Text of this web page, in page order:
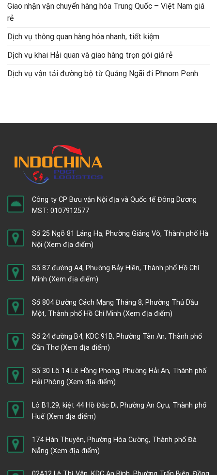
Giao nhận vận chuyển hàng hóa Trung Quốc – Việt Nam giá
rẻ
Dịch vụ thông quan hàng hóa nhanh, tiết kiệm
Dịch vụ khai Hải quan và giao hàng trọn gói giá rẻ
Dịch vụ vận tải đường bộ từ Quảng Ngãi đi Phnom Penh
Công ty CP Bưu vận Nội địa và Quốc tế Đông Dương
MST: 0107912577
Số 25 Ngõ 81 Láng Hạ, Phường Giảng Võ, Thành phố Hà
Nội (Xem địa điểm)
Số 87 đường A4, Phường Bảy Hiền, Thành phố Hồ Chí
Minh (Xem địa điểm)
Số 804 Đường Cách Mạng Tháng 8, Phường Thủ Dầu
Một, Thành phố Hồ Chí Minh (Xem địa điểm)
Số 24 đường B4, KDC 91B, Phường Tân An, Thành phố
Cần Thơ(Xem địa điểm)
Số 30 Lô 14 Lê Hồng Phong, Phường Hải An, Thành phố
Hải Phòng (Xem địa điểm)
Lô B1.29, kiệt 44 Hồ Đắc Di, Phường An Cựu, Thành phố
Huế (Xem địa điểm)
174 Hàn Thuyên, Phường Hòa Cường, Thành phố Đà
Nẵng (Xem địa điểm)